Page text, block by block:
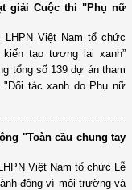
giải Cuộc thi "Phụ nữ
LHPN Việt Nam tổ chức
tạo tương lai xanh”
tổng số 139 dự án tham
"Đối tác xanh do Phụ nữ
"Toàn cầu chung tay
Việt Nam tổ chức Lễ
động vì môi trường và